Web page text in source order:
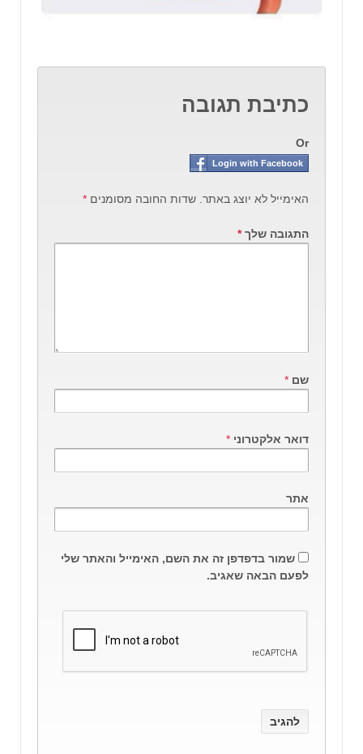
כתיבת תגובה
Or
Login with Facebook
האימייל לא יוצג באתר. שדות החובה מסומנים *
התגובה שלך*
שם *
דואר אלקטרוני *
אתר
שמור בדפדפן זה את השם, האימייל והאתר שלי
לפעם הבאה שאגיב.